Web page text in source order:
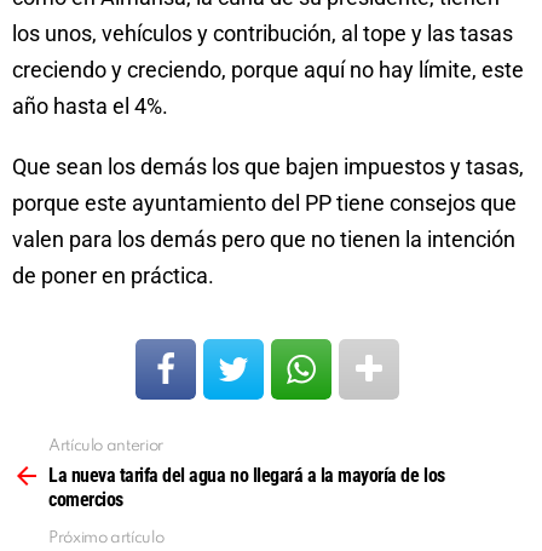
los unos, vehículos y contribución, al tope y las tasas
creciendo y creciendo, porque aquí no hay límite, este
año hasta el 4%.
Que sean los demás los que bajen impuestos y tasas,
porque este ayuntamiento del PP tiene consejos que
valen para los demás pero que no tienen la intención
de poner en práctica.
más
Artículo anterior
La nueva tarifa del agua no llegará a la mayoría de los
comercios
Próximo artículo